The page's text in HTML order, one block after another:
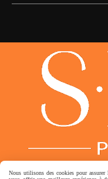
Ex tempestate
Nous utilisons des cookies pour